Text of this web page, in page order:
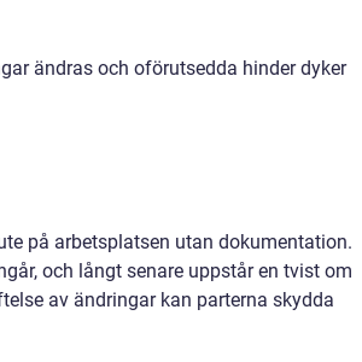
ändras och oförutsedda hinder dyker
på arbetsplatsen utan dokumentation.
och långt senare uppstår en tvist om
av ändringar kan parterna skydda